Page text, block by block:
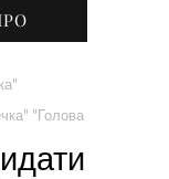
"Голова